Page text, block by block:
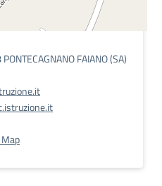
FAIANO (SA)